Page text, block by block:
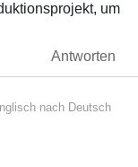
um
Antworten
nach Deutsch